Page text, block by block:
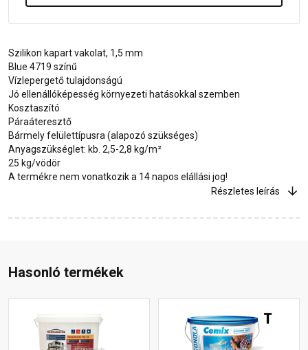
Szilikon kapart vakolat, 1,5 mm
Blue 4719 színű
Vízlepergető tulajdonságú
Jó ellenállóképesség környezeti hatásokkal szemben
Kosztaszító
Páraáteresztő
Bármely felülettípusra (alapozó szükséges)
Anyagszükséglet: kb. 2,5-2,8 kg/m²
25 kg/vödör
A termékre nem vonatkozik a 14 napos elállási jog!
Részletes leírás
Hasonló termékek